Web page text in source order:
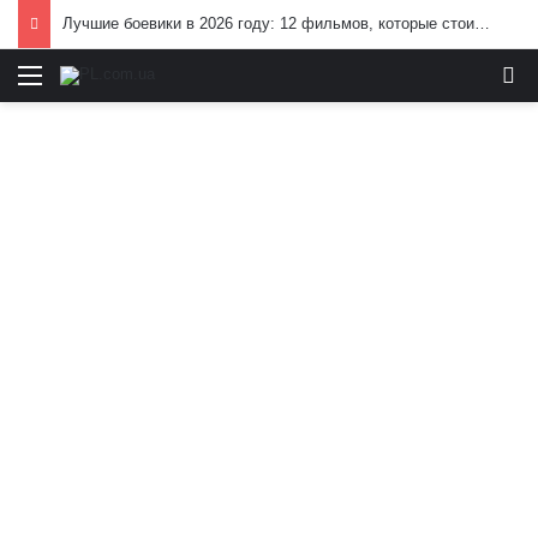
Лучшие боевики в 2026 году: 12 фильмов, которые стоит посмотреть
Меню